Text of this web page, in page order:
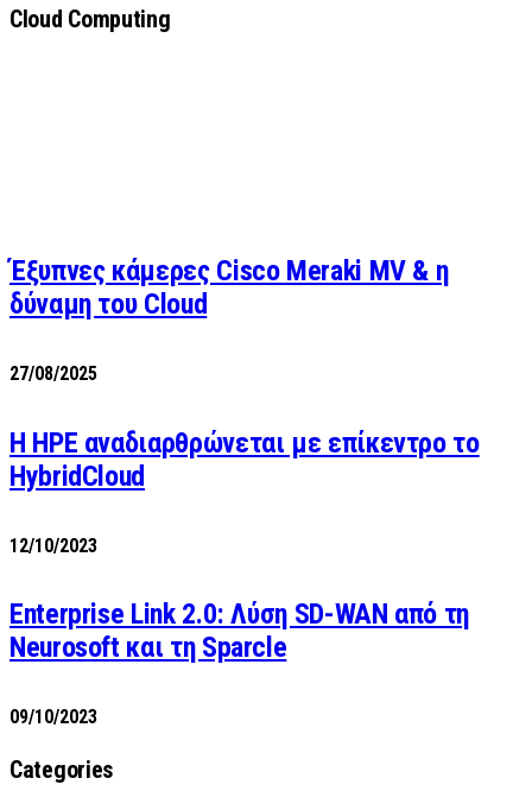
Cloud Computing
Έξυπνες κάμερες Cisco Meraki MV & η
δύναμη του Cloud
27/08/2025
H HPE αναδιαρθρώνεται με επίκεντρο το
HybridCloud
12/10/2023
Enterprise Link 2.0: Λύση SD-WAN από τη
Neurosoft και τη Sparcle
09/10/2023
Categories